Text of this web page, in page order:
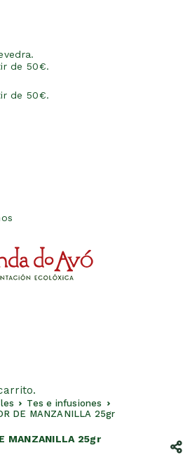
de 50€.
de 50€.
Tes e infusiones
DE MANZANILLA 25gr
MANZANILLA 25gr